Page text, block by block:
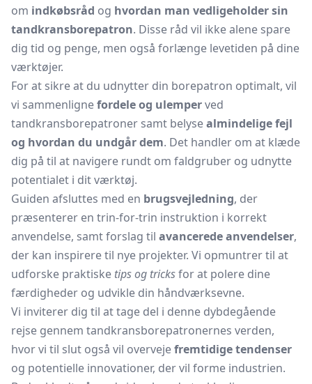
om indkøbsråd og hvordan man vedligeholder sin
tandkransborepatron. Disse råd vil ikke alene spare
dig tid og penge, men også forlænge levetiden på dine
værktøjer.
For at sikre at du udnytter din borepatron optimalt, vil
vi sammenlignefordele og ulemperved
tandkransborepatroner samt belysealmindelige fejl
og hvordan du undgår dem. Det handler om at klæde
dig på til at navigere rundt om faldgruber og udnytte
potentialet i dit værktøj.
Guiden afsluttes med en brugsvejledning, der
præsenterer en trin-for-trin instruktion i korrekt
anvendelse, samt forslag til avancerede anvendelser,
der kan inspirere til nye projekter. Vi opmuntrer til at
udforske praktiske tips og tricksfor at polere dine
færdigheder og udvikle din håndværksevne.
Vi inviterer dig til at tage del i denne dybdegående
rejse gennem tandkransborepatronernes verden,
hvor vi til slut også vil overvejefremtidige tendenser
og potentielle innovationer, der vil forme industrien.